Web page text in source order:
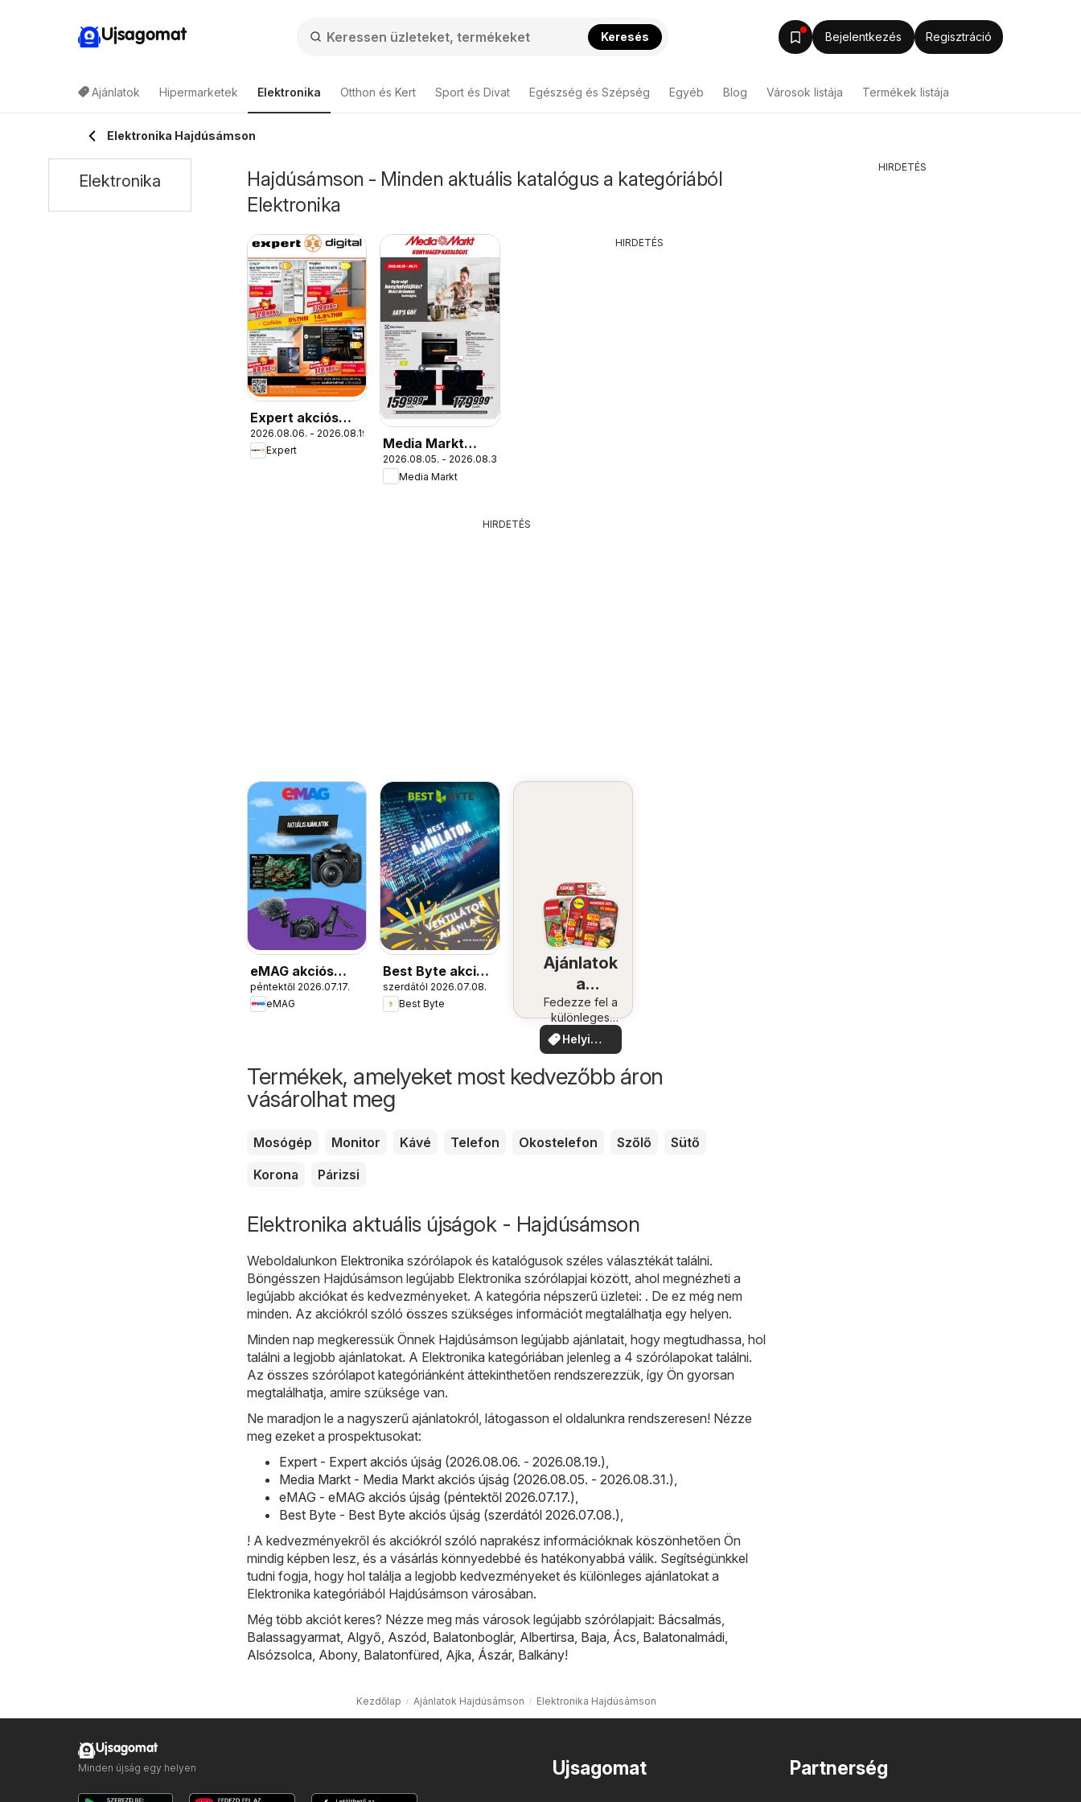
Ujsagomat Keresés Bejelentkezés Regisztráció
Ajánlatok Hipermarketek Elektronika Otthon és Kert Sport és Divat Egészség és Szépség Egyéb Blog Városok listája Termékek listája
Elektronika Hajdúsámson
Hajdúsámson - Minden aktuális katalógus a kategóriából
Elektronika
Expert akciós
újság
2026.08.06. - 2026.08.19.
Expert
Media Markt
akciós újság
2026.08.05. - 2026.08.31.
Media Markt
HIRDETÉS
HIRDETÉS
eMAG akciós
újság
péntektől 2026.07.17.
eMAG
Best Byte akciós
újság
szerdától 2026.07.08.
Best Byte
Ajánlatok
a
közelében
Fedezze fel a
különleges
ajánlatokat
Helyi
ajánlatok
Termékek, amelyeket most kedvezőbb áron
vásárolhat meg
Mosógép Monitor Kávé Telefon Okostelefon Szőlő
Sütő
Korona
Párizsi
Elektronika aktuális újságok - Hajdúsámson
Weboldalunkon Elektronika szórólapok és katalógusok széles választékát találni.
Böngésszen Hajdúsámson legújabb Elektronika szórólapjai között, ahol megnézheti a
legújabb akciókat és kedvezményeket. A kategória népszerű üzletei: . De ez még nem
minden. Az akciókról szóló összes szükséges információt megtalálhatja egy helyen.
Minden nap megkeressük Önnek Hajdúsámson legújabb ajánlatait, hogy megtudhassa, hol
találni a legjobb ajánlatokat. A Elektronika kategóriában jelenleg a 4 szórólapokat találni.
Az összes szórólapot kategóriánként áttekinthetően rendszerezzük, így Ön gyorsan
megtalálhatja, amire szüksége van.
Ne maradjon le a nagyszerű ajánlatokról, látogasson el oldalunkra rendszeresen! Nézze
meg ezeket a prospektusokat:
Expert - Expert akciós újság (2026.08.06. - 2026.08.19.)
Media Markt - Media Markt akciós újság (2026.08.05. - 2026.08.31.)
eMAG - eMAG akciós újság (péntektől 2026.07.17.)
Best Byte - Best Byte akciós újság (szerdától 2026.07.08.)
! A kedvezményekről és akciókról szóló naprakész információknak köszönhetően Ön
mindig képben lesz, és a vásárlás könnyedebbé és hatékonyabbá válik. Segítségünkkel
tudni fogja, hogy hol találja a legjobb kedvezményeket és különleges ajánlatokat a
Elektronika kategóriából Hajdúsámson városában.
Még több akciót keres? Nézze meg más városok legújabb szórólapjait: Bácsalmás
Balassagyarmat Algyő Aszód Balatonboglár, Albertirsa Baja Ács Balatonalmádi
Alsózsolca Abony, Balatonfüred Ajka Ászár, Balkány!
Kezdőlap Ajánlatok Hajdúsámson Elektronika Hajdúsámson
Elektronika
HIRDETÉS
Ujsagomat Partnerség
Ujsagomat
Minden újság egy helyen